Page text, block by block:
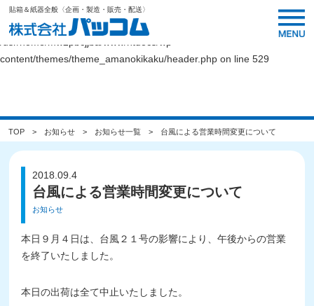
貼箱＆紙器全般〈企画・製造・販売・配送〉
Warning: Undefined variable $link_color in
content/themes/theme_amanokikaku/header.php on line 529
TOP お知らせ お知らせ一覧 台風による営業時間変更について
2018.09.4
台風による営業時間変更について
お知らせ
本日９月４日は、台風２１号の影響により、午後からの営業
を終了いたしました。
本日の出荷は全て中止いたしました。